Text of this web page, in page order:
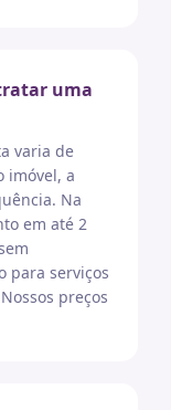
uma
varia de
imóvel, a
Na
em até 2
para serviços
preços